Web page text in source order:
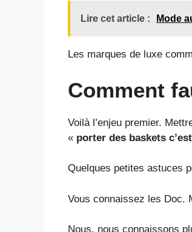
Lire cet article : Mode
Les marques de luxe
Comment
Voilà l’enjeu premier.
« porter des baskets
Quelques petites astuces
Vous connaissez les Doc.
Nous, nous connaissons